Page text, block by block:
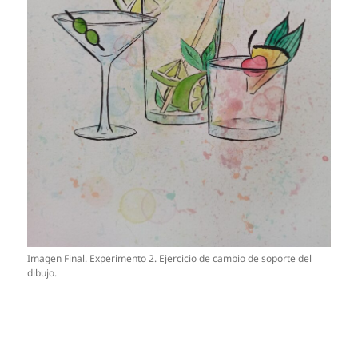
Imagen Final. Experimento 2. Ejercicio de cambio de soporte del
dibujo.